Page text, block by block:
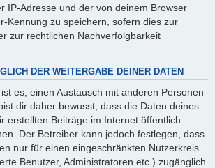
IP-Adresse und der von deinem Browser
Kennung zu speichern, sofern dies zur
zur rechtlichen Nachverfolgbarkeit
DER WEITERGABE DEINER DATEN
es, einen Austausch mit anderen Personen
dir daher bewusst, dass die Daten deines
erstellten Beiträge im Internet öffentlich
Der Betreiber kann jedoch festlegen, dass
nur für einen eingeschränkten Nutzerkreis
Benutzer, Administratoren etc.) zugänglich